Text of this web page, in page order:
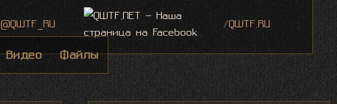
@QWTF_RU /QWTF.RU
Видео Файлы